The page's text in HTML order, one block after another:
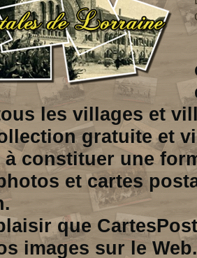
les villages et
gratuite et
constituer une
et cartes
que
images sur le Web.